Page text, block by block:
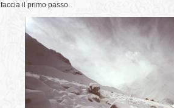
faccia il primo passo.